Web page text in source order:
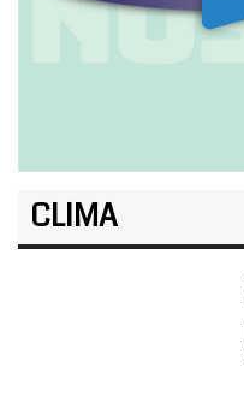
CLIMA